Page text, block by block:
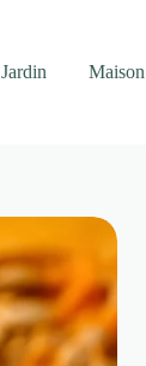
Jardin Maison